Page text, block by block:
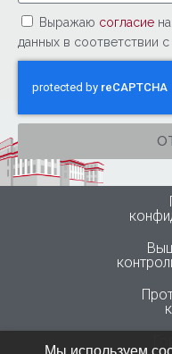
Выражаю согласие
данных в соответствии с